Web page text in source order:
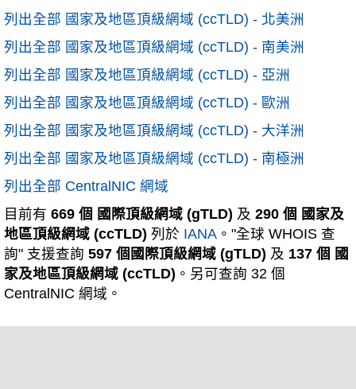
列出全部 國家及地區頂級網域 (ccTLD) - 北美洲
列出全部 國家及地區頂級網域 (ccTLD) - 南美洲
列出全部 國家及地區頂級網域 (ccTLD) - 亞洲
列出全部 國家及地區頂級網域 (ccTLD) - 歐洲
列出全部 國家及地區頂級網域 (ccTLD) - 大洋洲
列出全部 國家及地區頂級網域 (ccTLD) - 南極洲
列出全部 CentralNIC 網域
目前有 669 個 國際頂級網域 (gTLD) 及 290 個 國家及
地區頂級網域 (ccTLD) 列於 IANA 。"全球 WHOIS 查
詢" 支援查詢 597 個國際頂級網域 (gTLD) 及 137 個 國
家及地區頂級網域 (ccTLD) 。另可查詢 32 個
CentralNIC 網域。